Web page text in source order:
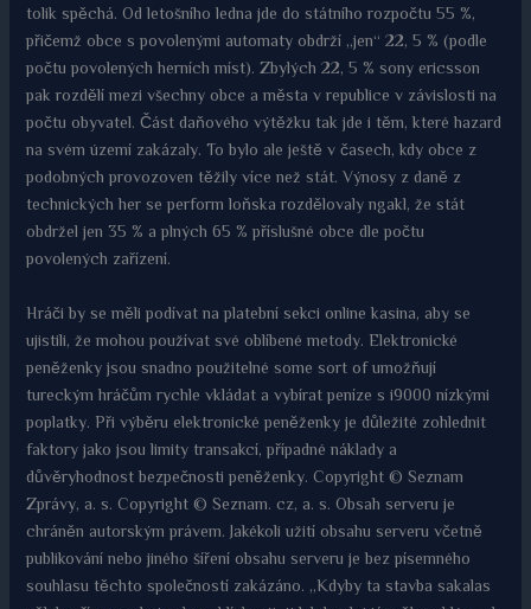
tolik spěchá. Od letošního ledna jde do státního rozpočtu 55 %,
přičemž obce s povolenými automaty obdrží „jen“ 22, 5 % (podle
počtu povolených herních míst). Zbylých 22, 5 % sony ericsson
pak rozdělí mezi všechny obce a města v republice v závislosti na
počtu obyvatel. Část daňového výtěžku tak jde i těm, které hazard
na svém území zakázaly. To bylo ale ještě v časech, kdy obce z
podobných provozoven těžily více než stát. Výnosy z daně z
technických her se perform loňska rozdělovaly ngakl, že stát
obdržel jen 35 % a plných 65 % příslušné obce dle počtu
povolených zařízení.
Hráči by se měli podívat na platební sekci online kasina, aby se
ujistili, že mohou používat své oblíbené metody. Elektronické
peněženky jsou snadno použitelné some sort of umožňují
tureckým hráčům rychle vkládat a vybírat peníze s i9000 nízkými
poplatky. Při výběru elektronické peněženky je důležité zohlednit
faktory jako jsou limity transakcí, případné náklady a
důvěryhodnost bezpečnosti peněženky. Copyright © Seznam
Zprávy, a. s. Copyright © Seznam. cz, a. s. Obsah serveru je
chráněn autorským právem. Jakékoli užití obsahu serveru včetně
publikování nebo jiného šíření obsahu serveru je bez písemného
souhlasu těchto společností zakázáno. „Kdyby ta stavba sakalas